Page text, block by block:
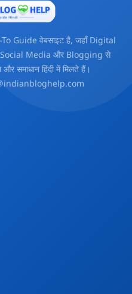
Guide वेबसाइट है, जहाँ Digital
Media और Blogging से
समाधान हिंदी में मिलते हैं।